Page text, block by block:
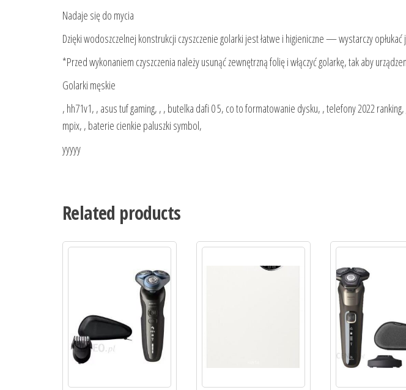
Nadaje się do mycia
Dzięki wodoszczelnej konstrukcji czyszczenie golarki jest łatwe i higieniczne — wystarczy
*Przed wykonaniem czyszczenia należy usunąć zewnętrzną folię i włączyć golarkę, tak aby
Golarki męskie
, hh71v1, , asus tuf gaming, , , butelka dafi 0 5, co to formatowanie dysku, , telefony 2022
mpix, , baterie cienkie paluszki symbol,
yyyyy
Related products